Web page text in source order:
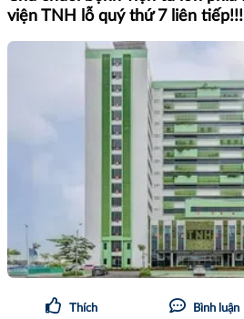
viện TNH lỗ quý thứ 7 liên tiếp!!!
Thích Bình luận